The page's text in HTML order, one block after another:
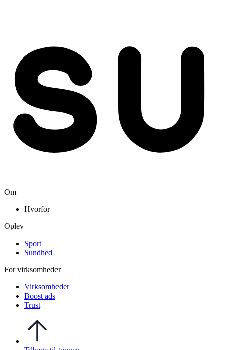
Om
Hvorfor
Oplev
Sport
Sundhed
For virksomheder
Virksomheder
Boost ads
Trust